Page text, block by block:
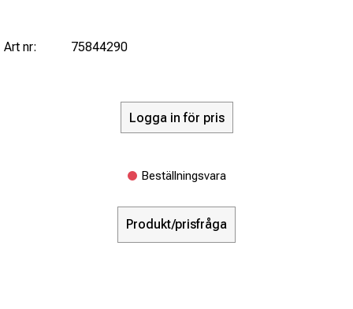
Art nr: 75844290
Logga in för pris
Beställningsvara
Produkt/prisfråga